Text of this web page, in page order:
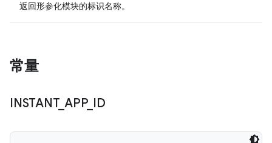
返回形参化模块的标识名称。
常量
INSTANT_ APP_ ID